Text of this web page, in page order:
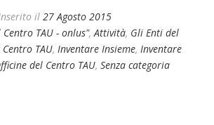
il 27 Agosto 2015
TAU - onlus",Attività, Gli Enti del
TAU, Inventare Insieme, Inventare
del Centro TAU, Senza categoria